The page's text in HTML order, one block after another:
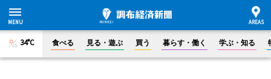
34°C 食べる 見る・遊ぶ 買う 暮らす・働く 学ぶ・知る